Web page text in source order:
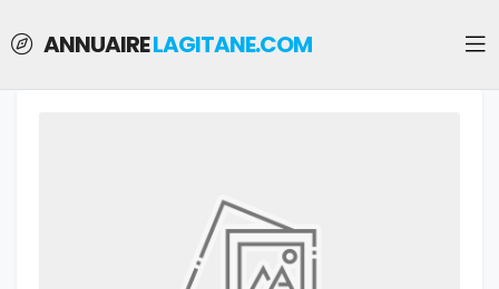
ANNUAIRELAGITANE.COM